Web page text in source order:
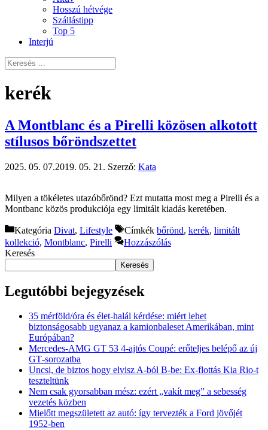
Hosszú hétvége
Szállástipp
Top 5
Interjú
kerék
A Montblanc és a Pirelli közösen alkotott
stílusos bőröndszettet
2025. 05. 07.2019. 05. 21. Szerző: Kata
Milyen a tökéletes utazóbőrönd? Ezt mutatta most meg a Pirelli és a
Montbanc közös produkciója egy limitált kiadás keretében.
Kategória Divat, Lifestyle Címkék bőrönd, kerék, limitált
kollekció, Montblanc, Pirelli
Hozzászólás
Keresés
Keresés
Legutóbbi bejegyzések
35 mérföld/óra és élet-halál kérdése: miért lehet
biztonságosabb ugyanaz a kamionbaleset Amerikában, mint
Európában?
Mercedes‑AMG GT 53 4‑ajtós Coupé: erőteljes belépő az új
GT‑sorozatba
Uncsi, de biztos hogy elvisz A-ból B-be: Ex-flottás Kia Rio-t
teszteltünk
Nem csak gyorsabban mész: ezért „vakít meg” a sebesség
vezetés közben
Mielőtt megszületett az autó: így tervezték a Ford jövőjét
1952-ben